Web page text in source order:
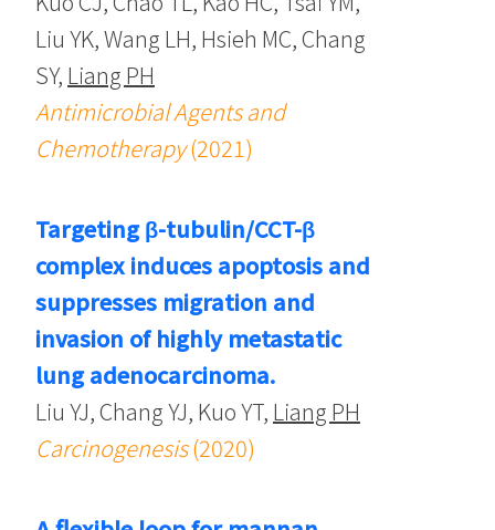
Liu YK, Wang LH, Hsieh MC, Chang
SY, Liang PH
Antimicrobial Agents and
Chemotherapy(2021)
Targeting β-tubulin/CCT-β
complex induces apoptosis and
suppresses migration and
invasion of highly metastatic
lung adenocarcinoma.
Liu YJ, Chang YJ, Kuo YT, Liang PH
Carcinogenesis(2020)